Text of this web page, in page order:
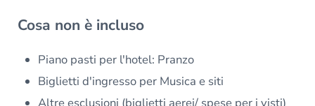
Cosa non è incluso
Piano pasti per l'hotel: Pranzo
Biglietti d'ingresso per Musica e siti